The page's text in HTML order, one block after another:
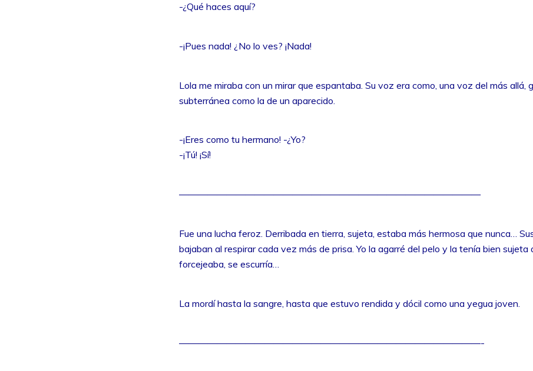
-¿Qué haces aquí?
-¡Pues nada! ¿No lo ves? ¡Nada!
Lola me miraba con un mirar que espantaba. Su voz era como, una voz del más allá,
subterránea como la de un aparecido.
-¡Eres como tu hermano! -¿Yo?
-¡Tú! ¡Sí!
————————————————————————————————
Fue una lucha feroz. Derribada en tierra, sujeta, estaba más hermosa que nunca…
bajaban al respirar cada vez más de prisa. Yo la agarré del pelo y la tenía bien sujeta
forcejeaba, se escurría…
La mordí hasta la sangre, hasta que estuvo rendida y dócil como una yegua joven.
————————————————————————————————-